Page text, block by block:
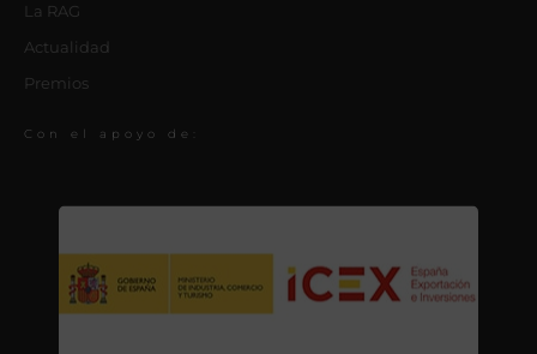
La RAG
Actualidad
Premios
Con el apoyo de: